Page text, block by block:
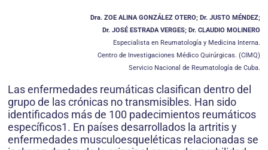
Dra. ZOE ALINA GONZÁLEZ OTERO; Dr. JUSTO MÉNDEZ;
Dr. JOSÉ ESTRADA VERGES; Dr. CLAUDIO MOLINERO
Especialista en Reumatología y Medicina Interna.
Centro de Investigaciones Médico Quirúrgicas. (CIMQ)
Servicio Nacional de Reumatología de Cuba.
Las enfermedades reumáticas clasifican dentro del
grupo de las crónicas no transmisibles. Han sido
identificados más de 100 padecimientos reumáticos
específicos1. En países desarrollados la artritis y
enfermedades musculoesqueléticas relacionadas se